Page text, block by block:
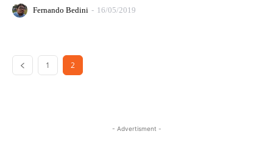
Fernando Bedini - 16/05/2019
1 2
- Advertisment -